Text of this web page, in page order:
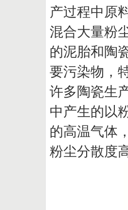
产过程中原
混合大量粉
的泥胎和陶
要污染物，
许多陶瓷生
中产生的以
的高温气体
粉尘分散度